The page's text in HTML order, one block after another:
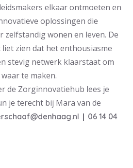
elkaar ontmoeten en
oplossingen die
zelfstandig wonen en leven. De
zien dat het enthousiasme
stevig netwerk klaarstaat om
te maken.
de Zorginnovatiehub lees je
je terecht bij Mara van de
| 06 14 04